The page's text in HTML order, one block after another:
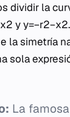
dividir la
y
la simetría
sola
La